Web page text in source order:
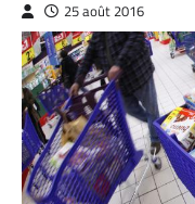
25 août 2016